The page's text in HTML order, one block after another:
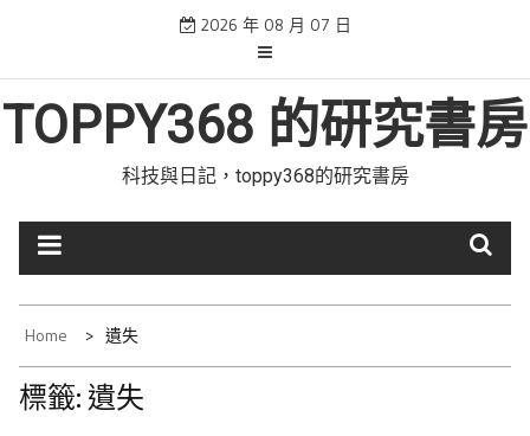
2026 年 08 月 07 日
TOPPY368 的研究書房
科技與日記，toppy368的研究書房
Home 遺失
標籤: 遺失